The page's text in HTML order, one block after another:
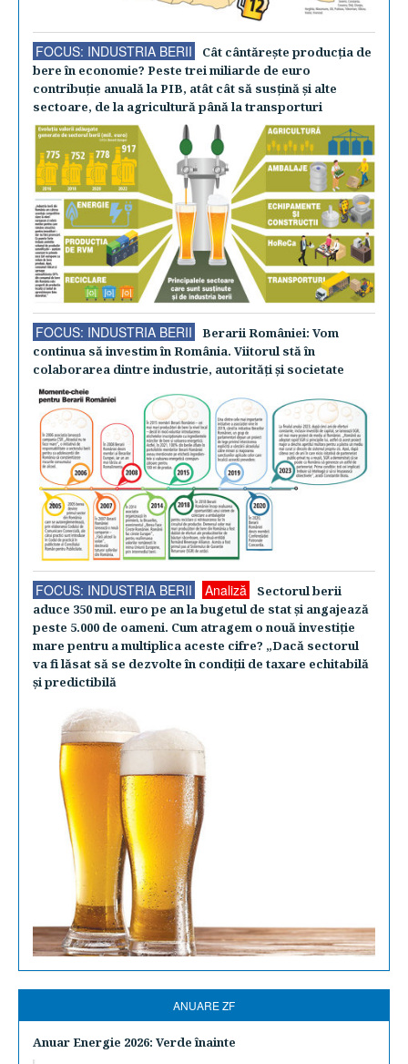
FOCUS: INDUSTRIA BERII
Cât cântăreşte producţia de
bere în economie? Peste trei miliarde de euro
contribuţie anuală la PIB, atât cât să susţină şi alte
sectoare, de la agricultură până la transporturi
FOCUS: INDUSTRIA BERII
Berarii României: Vom
continua să investim în România. Viitorul stă în
colaborarea dintre industrie, autorităţi şi societate
FOCUS: INDUSTRIA BERII Analiză
Sectorul berii
aduce 350 mil. euro pe an la bugetul de stat şi angajează
peste 5.000 de oameni. Cum atragem o nouă investiţie
mare pentru a multiplica aceste cifre? „Dacă sectorul
va fi lăsat să se dezvolte în condiţii de taxare echitabilă
şi predictibilă
ANUARE ZF
Anuar Energie 2026: Verde înainte